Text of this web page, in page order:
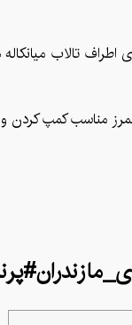
اطراف تالاب
مناسب کمپ کردن و